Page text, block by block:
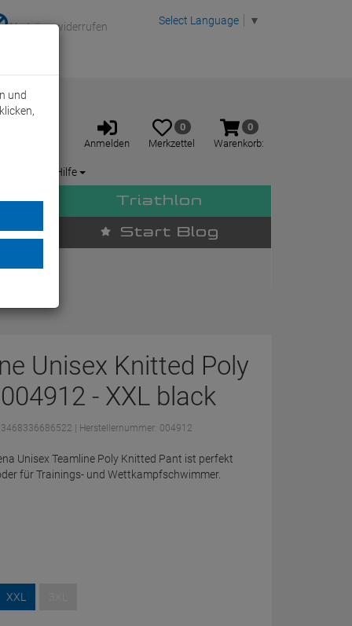
Verträge widerrufen Select Language ▼
Anmelden
Merkzettel
aufklappen
0
Merkzettel
Warenkorb
aufklappen
0
Warenkorb:
Service / Hilfe
Triathlon
Start Blog
Unisex Knitted Poly
- XXL black
3468336686522 | Herstellernummer: 004912
Unisex Teamline Poly Knitted Pant ist perfekt
für Trainings- und Wettkampfschwimmer.
XXL
und